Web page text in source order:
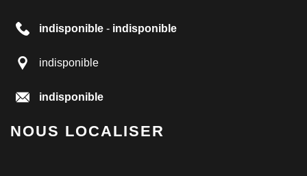
indisponible - indisponible
indisponible
indisponible
NOUS LOCALISER